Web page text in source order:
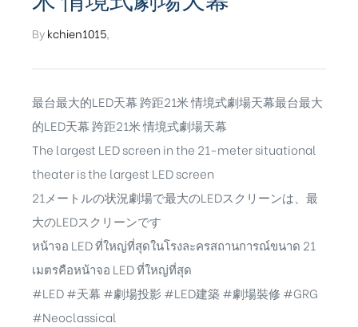
Bykchien1015
最台最大的LED天幕 跨距21米 情境式劇場天幕最台最大
的LED天幕 跨距21米 情境式劇場天幕
The largest LED screen in the 21-meter situational
theater is the largest LED screen
21メートルの状況劇場で最大のLEDスクリーンは、最
大のLEDスクリーンです
หน้าจอ LED ที่ใหญ่ที่สุดในโรงละครสถานการณ์ขนาด 21
เมตรคือหน้าจอ LED ที่ใหญ่ที่สุด
#LED #天幕 #劇場投影 #LED建築 #劇場裝修 #GRG
#Neoclassical
含日本